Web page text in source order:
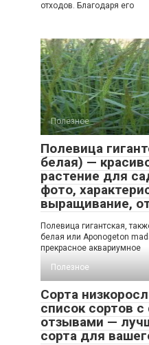
отходов. Благодаря его
Полезное
Полевица
белая) —
растение для
фото,
выращивание,
Полевица гигантская,
белая или Aponogeton
прекрасное аквариумное
Полезное
Сорта
список сортов
отзывами —
сорта для